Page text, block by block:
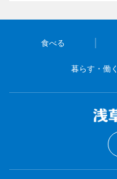
食べる
暮らす・働く